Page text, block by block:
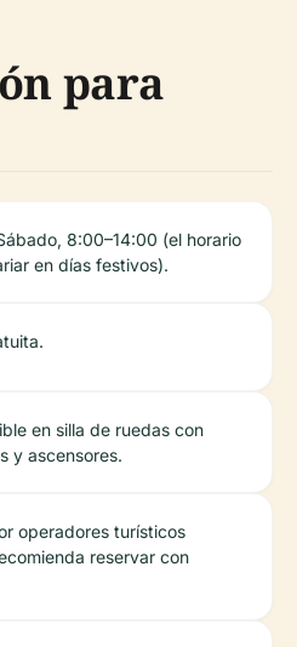
para
8:00–14:00 (el horario
en días festivos).
en silla de ruedas con
y ascensores.
operadores turísticos
reservar con